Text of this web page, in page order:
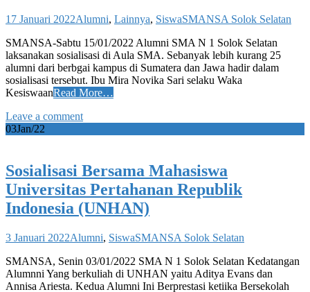
17 Januari 2022Alumni, Lainnya, SiswaSMANSA Solok Selatan
SMANSA-Sabtu 15/01/2022 Alumni SMA N 1 Solok Selatan
laksanakan sosialisasi di Aula SMA. Sebanyak lebih kurang 25
alumni dari berbgai kampus di Sumatera dan Jawa hadir dalam
sosialisasi tersebut. Ibu Mira Novika Sari selaku Waka
KesiswaanRead More…
Leave a comment
03Jan/22
Sosialisasi Bersama Mahasiswa
Universitas Pertahanan Republik
Indonesia (UNHAN)
3 Januari 2022Alumni, SiswaSMANSA Solok Selatan
SMANSA, Senin 03/01/2022 SMA N 1 Solok Selatan Kedatangan
Alumnni Yang berkuliah di UNHAN yaitu Aditya Evans dan
Annisa Ariesta. Kedua Alumni Ini Berprestasi ketiika Bersekolah